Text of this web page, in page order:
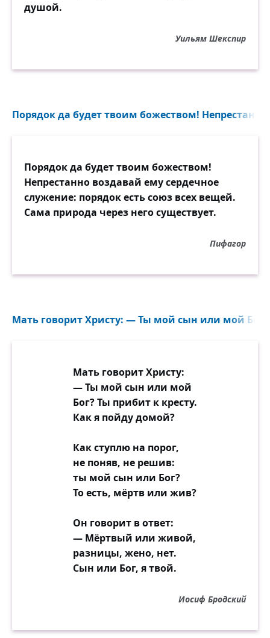
душой.
Уильям Шекспир
Порядок да будет твоим божеством!
Порядок да будет твоим божеством!
Непрестанно воздавай ему сердечное
служение: порядок есть союз всех вещей.
Сама природа через него существует.
Пифагор
Мать говорит Христу: — Ты мой сын или мой
Мать говорит Христу:
— Ты мой сын или мой
Бог? Ты прибит к кресту.
Как я пойду домой?
Как ступлю на порог,
не поняв, не решив:
ты мой сын или Бог?
То есть, мёртв или жив?
Он говорит в ответ:
— Мёртвый или живой,
разницы, жено, нет.
Сын или Бог, я твой.
Иосиф Бродский